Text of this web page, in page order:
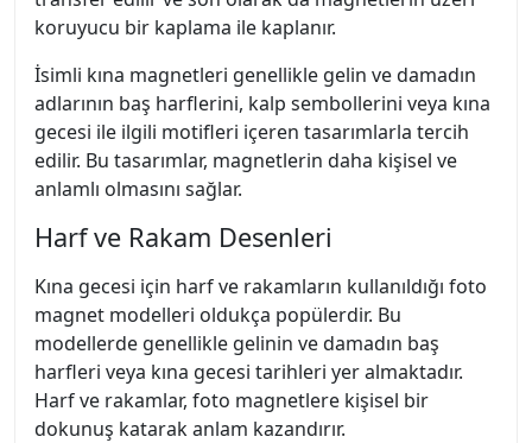
koruyucu bir kaplama ile kaplanır.
İsimli kına magnetleri genellikle gelin ve damadın
adlarının baş harflerini, kalp sembollerini veya kına
gecesi ile ilgili motifleri içeren tasarımlarla tercih
edilir. Bu tasarımlar, magnetlerin daha kişisel ve
anlamlı olmasını sağlar.
Harf ve Rakam Desenleri
Kına gecesi için harf ve rakamların kullanıldığı foto
magnet modelleri oldukça popülerdir. Bu
modellerde genellikle gelinin ve damadın baş
harfleri veya kına gecesi tarihleri yer almaktadır.
Harf ve rakamlar, foto magnetlere kişisel bir
dokunuş katarak anlam kazandırır.